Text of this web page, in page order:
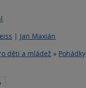
| Jan Maxián
děti a mládež » Pohádky